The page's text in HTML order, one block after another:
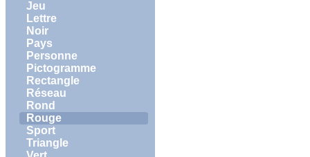
Jeu
Lettre
Noir
Pays
Personne
Pictogramme
Rectangle
Réseau
Rond
Rouge
Sport
Triangle